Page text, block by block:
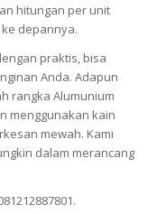
hitungan per unit
depannya.
praktis, bisa
Anda. Adapun
rangka Alumunium
menggunakan kain
mewah. Kami
dalam merancang